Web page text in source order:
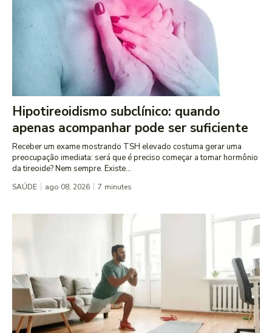
Hipotireoidismo subclínico: quando
apenas acompanhar pode ser suficiente
Receber um exame mostrando TSH elevado costuma gerar uma
preocupação imediata: será que é preciso começar a tomar hormônio
da tireoide? Nem sempre. Existe...
SAÚDE ago 08, 2026 7 minutes